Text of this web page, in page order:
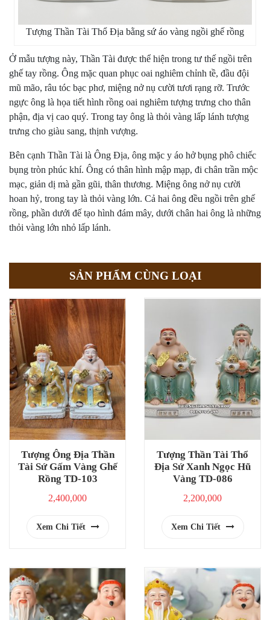
Tượng Thần Tài Thổ Địa bằng sứ áo vàng ngồi ghế rồng
Ở mẫu tượng này, Thần Tài được thể hiện trong tư thế ngồi trên
ghế tay rồng. Ông mặc quan phục oai nghiêm chỉnh tề, đầu đội
mũ mão, râu tóc bạc phơ, miệng nở nụ cười tươi rạng rỡ. Trước
ngực ông là họa tiết hình rồng oai nghiêm tượng trưng cho thân
phận, địa vị cao quý. Trong tay ông là thỏi vàng lấp lánh tượng
trưng cho giàu sang, thịnh vượng.
Bên cạnh Thần Tài là Ông Địa, ông mặc y áo hở bụng phô chiếc
bụng tròn phúc khí. Ông có thân hình mập mạp, đi chân trần mộc
mạc, giản dị mà gần gũi, thân thương. Miệng ông nở nụ cười
hoan hỷ, trong tay là thỏi vàng lớn. Cả hai ông đều ngồi trên ghế
rồng, phần dưới đế tạo hình đám mây, dưới chân hai ông là những
thỏi vàng lớn nhỏ lấp lánh.
SẢN PHẨM CÙNG LOẠI
Tượng Ông Địa Thần
Tài Sứ Gấm Vàng Ghế
Rồng TD-103
2,400,000
Xem Chi Tiết
Tượng Thần Tài Thổ
Địa Sứ Xanh Ngọc Hũ
Vàng TD-086
2,200,000
Xem Chi Tiết